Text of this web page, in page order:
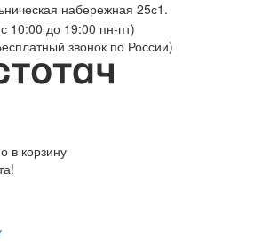
набережная 25с1.
10:00 до 19:00 пн-пт)
звонок по России)
в корзину